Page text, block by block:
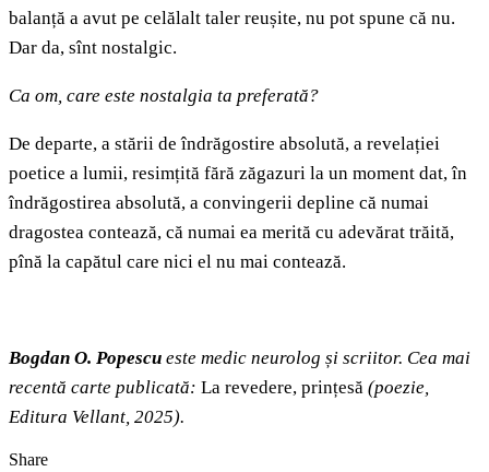
balanță a avut pe celălalt taler reușite, nu pot spune că nu.
Dar da, sînt nostalgic.
Ca om, care este nostalgia ta preferată?
De departe, a stării de îndrăgostire absolută, a revelației
poetice a lumii, resimțită fără zăgazuri la un moment dat, în
îndrăgostirea absolută, a convingerii depline că numai
dragostea contează, că numai ea merită cu adevărat trăită,
pînă la capătul care nici el nu mai contează.
Bogdan O. Popescu este medic neurolog și scriitor. Cea mai
recentă carte publicată: La revedere, prințesă (poezie,
Editura Vellant, 2025).
Share